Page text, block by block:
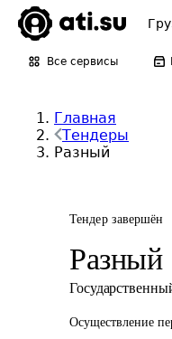
Все сервисы
Главная
Тендеры
Разный
Тендер завершён
Разный
Осуществление